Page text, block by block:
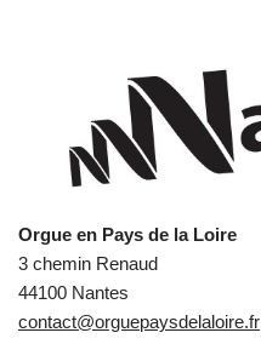
Orgue en Pays de la Loire
3 chemin Renaud
44100 Nantes
contact@orguepaysdelaloire.fr